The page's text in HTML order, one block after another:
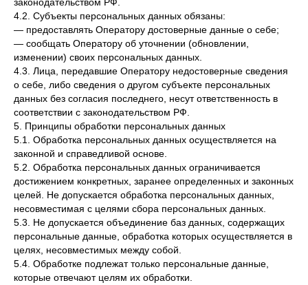
4.2. Субъекты персональных данных обязаны:
— предоставлять Оператору достоверные данные о себе;
— сообщать Оператору об уточнении (обновлении,
изменении) своих персональных данных.
4.3. Лица, передавшие Оператору недостоверные сведения
о себе, либо сведения о другом субъекте персональных
данных без согласия последнего, несут ответственность в
соответствии с законодательством РФ.
5. Принципы обработки персональных данных
5.1. Обработка персональных данных осуществляется на
законной и справедливой основе.
5.2. Обработка персональных данных ограничивается
достижением конкретных, заранее определенных и законных
целей. Не допускается обработка персональных данных,
несовместимая с целями сбора персональных данных.
5.3. Не допускается объединение баз данных, содержащих
персональные данные, обработка которых осуществляется в
целях, несовместимых между собой.
5.4. Обработке подлежат только персональные данные,
которые отвечают целям их обработки.